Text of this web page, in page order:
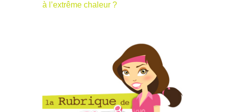
à l’extrême chaleur ?